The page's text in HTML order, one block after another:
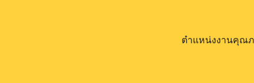
ตำแหน่งงานคุณ